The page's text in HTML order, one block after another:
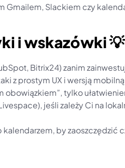
Gmailem, Slackiem czy
i wskazówki 💡
Bitrix24) zanim
z prostym UX i wersją
obowiązkiem”, tylko
jeśli zależy Ci na
by zaoszczędzić